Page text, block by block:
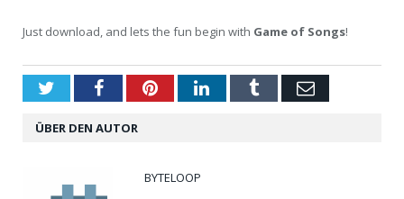
Just download, and lets the fun begin with Game of Songs!
TwitterFacebookPinterestLinkedInTumblrEmail
ÜBER DEN AUTOR
BYTELOOP